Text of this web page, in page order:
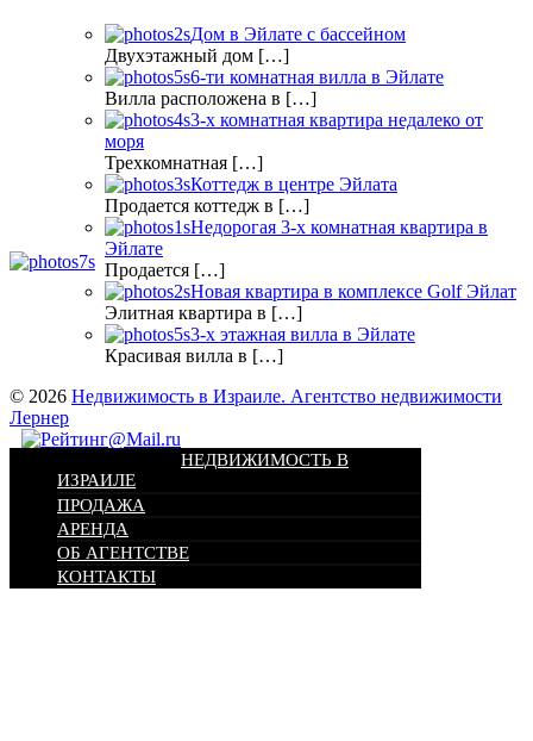
Дом в Эйлате с бассейном
Двухэтажный дом […]
6-ти комнатная вилла в Эйлате
Вилла расположена в […]
3-х комнатная квартира недалеко от
моря
Трехкомнатная […]
Коттедж в центре Эйлата
Продается коттедж в […]
Недорогая 3-х комнатная квартира в
Эйлате
Продается […]
Новая квартира в комплексе Golf Эйлат
Элитная квартира в […]
3-х этажная вилла в Эйлате
Красивая вилла в […]
© 2026 Недвижимость в Израиле. Агентство недвижимости
Лернер
НЕДВИЖИМОСТЬ В
ИЗРАИЛЕ
ПРОДАЖА
АРЕНДА
ОБ АГЕНТСТВЕ
КОНТАКТЫ